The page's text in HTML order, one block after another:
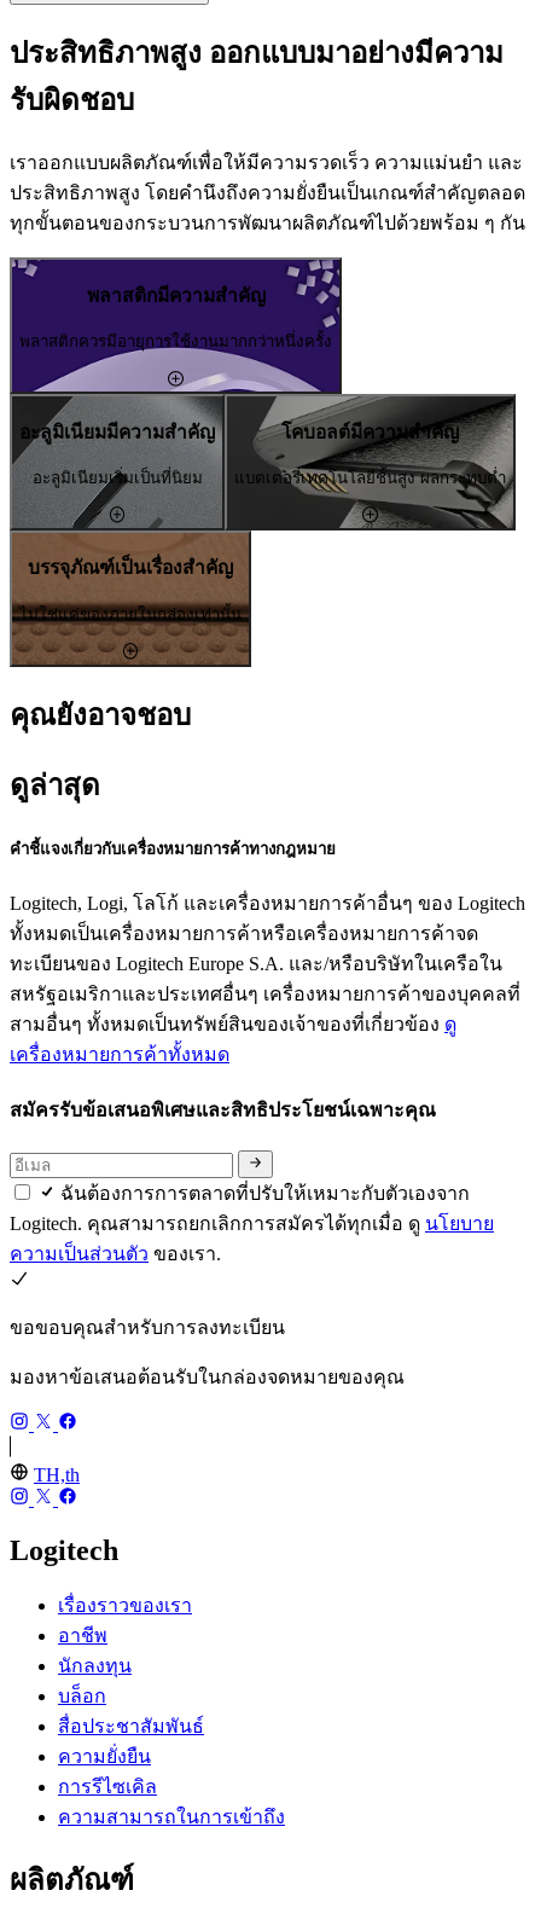
ประสิทธิภาพสูง ออกแบบมาอย่างมีความ
รับผิดชอบ
เราออกแบบผลิตภัณฑ์เพื่อให้มีความรวดเร็ว ความแม่นยำ และ
ประสิทธิภาพสูง โดยคำนึงถึงความยั่งยืนเป็นเกณฑ์สำคัญตลอด
ทุกขั้นตอนของกระบวนการพัฒนาผลิตภัณฑ์ไปด้วยพร้อม ๆ กัน
พลาสติกมีความสำคัญ
พลาสติกควรมีอายุการใช้งานมากกว่าหนึ่งครั้ง
อะลูมิเนียมมีความสำคัญ
อะลูมิเนียมเริ่มเป็นที่นิยม
โคบอลต์มีความสำคัญ
แบตเตอรี่เทคโนโลยีชั้นสูง ผลกระทบต่ำ
บรรจุภัณฑ์เป็นเรื่องสำคัญ
ไม่ใช่แค่ของภายในกล่องเท่านั้น
คุณยังอาจชอบ
ดูล่าสุด
คำชี้แจงเกี่ยวกับเครื่องหมายการค้าทางกฎหมาย
Logitech, Logi, โลโก้ และเครื่องหมายการค้าอื่นๆ ของ Logitech
ทั้งหมดเป็นเครื่องหมายการค้าหรือเครื่องหมายการค้าจด
ทะเบียนของ Logitech Europe S.A. และ/หรือบริษัทในเครือใน
สหรัฐอเมริกาและประเทศอื่นๆ เครื่องหมายการค้าของบุคคลที่
สามอื่นๆ ทั้งหมดเป็นทรัพย์สินของเจ้าของที่เกี่ยวข้อง ดู
เครื่องหมายการค้าทั้งหมด
สมัครรับข้อเสนอพิเศษและสิทธิประโยชน์เฉพาะคุณ
ฉันต้องการการตลาดที่ปรับให้เหมาะกับตัวเองจาก
Logitech. คุณสามารถยกเลิกการสมัครได้ทุกเมื่อ ดู นโยบาย
ความเป็นส่วนตัว ของเรา.
ขอขอบคุณสำหรับการลงทะเบียน
มองหาข้อเสนอต้อนรับในกล่องจดหมายของคุณ
TH,th
Logitech
เรื่องราวของเรา
อาชีพ
นักลงทุน
บล็อก
สื่อประชาสัมพันธ์
ความยั่งยืน
การรีไซเคิล
ความสามารถในการเข้าถึง
ผลิตภัณฑ์